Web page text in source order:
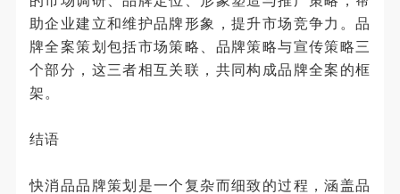
助企业建立和维护品牌形象，提升市场竞争力。品
牌全案策划包括市场策略、品牌策略与宣传策略三
个部分，这三者相互关联，共同构成品牌全案的框
架。
结语
快消品品牌策划是一个复杂而细致的过程，涵盖品